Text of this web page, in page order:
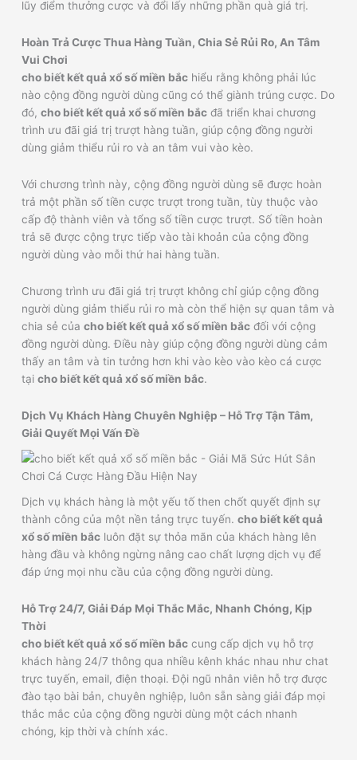
lũy điểm thưởng cược và đổi lấy những phần quà giá trị.
Hoàn Trả Cược Thua Hàng Tuần, Chia Sẻ Rủi Ro, An Tâm
Vui Chơi
cho biết kết quả xổ số miền bắc hiểu rằng không phải lúc
nào cộng đồng người dùng cũng có thể giành trúng cược. Do
đó,cho biết kết quả xổ số miền bắc đã triển khai chương
trình ưu đãi giá trị trượt hàng tuần, giúp cộng đồng người
dùng giảm thiểu rủi ro và an tâm vui vào kèo.
Với chương trình này, cộng đồng người dùng sẽ được hoàn
trả một phần số tiền cược trượt trong tuần, tùy thuộc vào
cấp độ thành viên và tổng số tiền cược trượt. Số tiền hoàn
trả sẽ được cộng trực tiếp vào tài khoản của cộng đồng
người dùng vào mỗi thứ hai hàng tuần.
Chương trình ưu đãi giá trị trượt không chỉ giúp cộng đồng
người dùng giảm thiểu rủi ro mà còn thể hiện sự quan tâm và
chia sẻ củacho biết kết quả xổ số miền bắc đối với cộng
đồng người dùng. Điều này giúp cộng đồng người dùng cảm
thấy an tâm và tin tưởng hơn khi vào kèo vào kèo cá cược
tạicho biết kết quả xổ số miền bắc.
Dịch Vụ Khách Hàng Chuyên Nghiệp – Hỗ Trợ Tận Tâm,
Giải Quyết Mọi Vấn Đề
Dịch vụ khách hàng là một yếu tố then chốt quyết định sự
thành công của một nền tảng trực tuyến.cho biết kết quả
xổ số miền bắc luôn đặt sự thỏa mãn của khách hàng lên
hàng đầu và không ngừng nâng cao chất lượng dịch vụ để
đáp ứng mọi nhu cầu của cộng đồng người dùng.
Hỗ Trợ 24/7, Giải Đáp Mọi Thắc Mắc, Nhanh Chóng, Kịp
Thời
cho biết kết quả xổ số miền bắc cung cấp dịch vụ hỗ trợ
khách hàng 24/7 thông qua nhiều kênh khác nhau như chat
trực tuyến, email, điện thoại. Đội ngũ nhân viên hỗ trợ được
đào tạo bài bản, chuyên nghiệp, luôn sẵn sàng giải đáp mọi
thắc mắc của cộng đồng người dùng một cách nhanh
chóng, kịp thời và chính xác.